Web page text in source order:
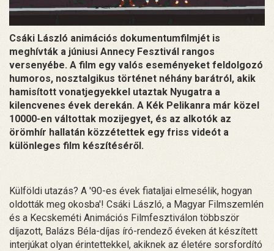
Csáki László animációs dokumentumfilmjét is
meghívták a júniusi Annecy Fesztivál rangos
versenyébe. A film egy valós eseményeket feldolgozó
humoros, nosztalgikus történet néhány barátról, akik
hamisított vonatjegyekkel utaztak Nyugatra a
kilencvenes évek derekán. A Kék Pelikanra már közel
10000-en váltottak mozijegyet, és az alkotók az
örömhír hallatán közzétettek egy friss videót a
különleges film készítéséről.
Külföldi utazás? A '90-es évek fiataljai elmesélik, hogyan
oldották meg okosba'! Csáki László, a Magyar Filmszemlén
és a Kecskeméti Animációs Filmfesztiválon többször
díjazott, Balázs Béla-díjas író-rendező éveken át készített
interjúkat olyan érintettekkel, akiknek az életére sorsfordító